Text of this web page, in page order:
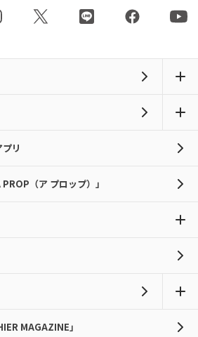
リ
（ア プロップ）」
MAGAZINE」